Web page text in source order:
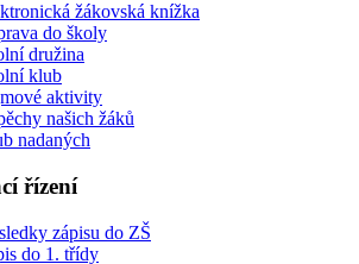
žákovská knížka
do školy
družina
klub
aktivity
našich žáků
nadaných
řízení
zápisu do ZŠ
do 1. třídy